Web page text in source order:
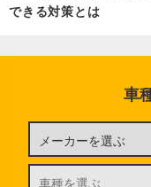
できる対策とは
車